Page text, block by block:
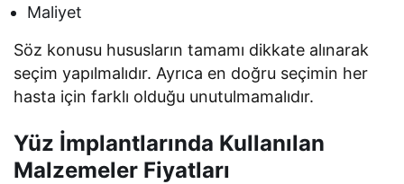
Maliyet
Söz konusu hususların tamamı dikkate alınarak
seçim yapılmalıdır. Ayrıca en doğru seçimin her
hasta için farklı olduğu unutulmamalıdır.
Yüz İmplantlarında Kullanılan
Malzemeler Fiyatları